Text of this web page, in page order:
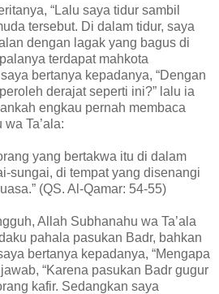
“Lalu saya tidur sambil
tersebut. Di dalam tidur, saya
dengan lagak yang bagus di
terdapat mahkota
bertanya kepadanya, “Dengan
derajat seperti ini?” lalu ia
engkau pernah membaca
Ta’ala:
yang bertakwa itu di dalam
sungai, di tempat yang disenangi
(QS. Al-Qamar: 54-55)
Allah Subhanahu wa Ta’ala
pahala pasukan Badr, bahkan
bertanya kepadanya, “Mengapa
“Karena pasukan Badr gugur
kafir. Sedangkan saya